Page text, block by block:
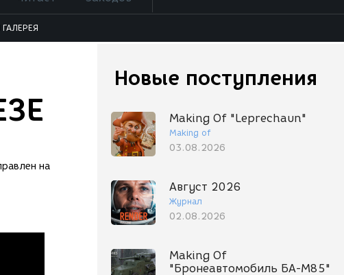
Новые поступления
Making Of "Leprechaun"
Making of
03.08.2026
Август 2026
Журнал
02.08.2026
Making Of
"Бронеавтомобиль БА-М85"
на